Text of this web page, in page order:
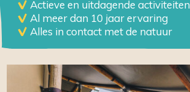
Actieve en uitdagende activiteiten
Al meer dan 10 jaar ervaring
Alles in contact met de natuur